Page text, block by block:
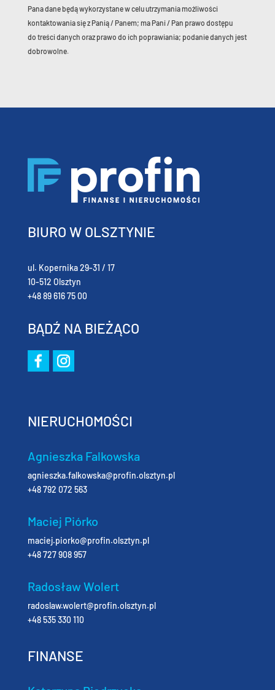
Pana dane będą wykorzystane w celu utrzymania możliwości
kontaktowania się z Panią / Panem; ma Pani / Pan prawo dostępu
do treści danych oraz prawo do ich poprawiania; podanie danych jest
dobrowolne.
BIURO W OLSZTYNIE
ul. Kopernika 29-31 / 17
10-512 Olsztyn
+48 89 616 75 00
BĄDŹ NA BIEŻĄCO
NIERUCHOMOŚCI
Agnieszka Falkowska
agnieszka.falkowska@profin.olsztyn.pl
+48 792 072 563
Maciej Piórko
maciej.piorko@profin.olsztyn.pl
+48 727 908 957
Radosław Wolert
radoslaw.wolert@profin.olsztyn.pl
+48 535 330 110
FINANSE